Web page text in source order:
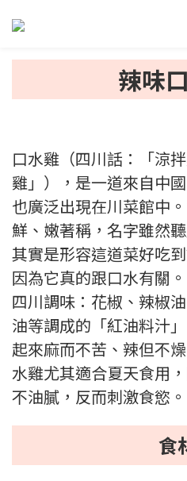
辣味
口水雞（四川話：「涼
雞」），是一道來自中
也廣泛出現在川菜館中
鮮、嫩著稱，名字雖然
其實是形容這道菜好吃
因為它真的跟口水有關
四川調味：花椒、辣椒
油等調成的「紅油料汁
起來麻而不苦、辣但不
水雞尤其適合夏天食用
不油膩，反而刺激食慾。
食